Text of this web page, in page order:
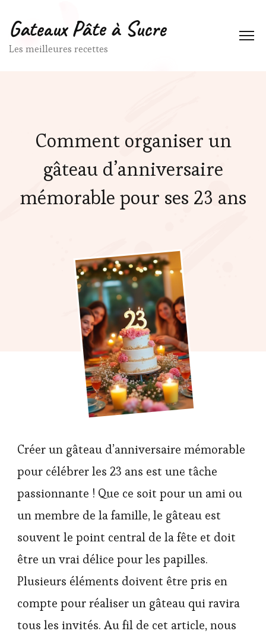
Gateaux Pâte à Sucre
Les meilleures recettes
Comment organiser un
gâteau d’anniversaire
mémorable pour ses 23 ans
Créer un gâteau d’anniversaire mémorable
pour célébrer les 23 ans est une tâche
passionnante ! Que ce soit pour un ami ou
un membre de la famille, le gâteau est
souvent le point central de la fête et doit
être un vrai délice pour les papilles.
Plusieurs éléments doivent être pris en
compte pour réaliser un gâteau qui ravira
tous les invités. Au fil de cet article, nous